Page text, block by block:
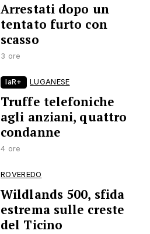
Arrestati dopo un
tentato furto con
scasso
3 ore
laR+ LUGANESE
Truffe telefoniche
agli anziani, quattro
condanne
4 ore
ROVEREDO
Wildlands 500, sfida
estrema sulle creste
del Ticino